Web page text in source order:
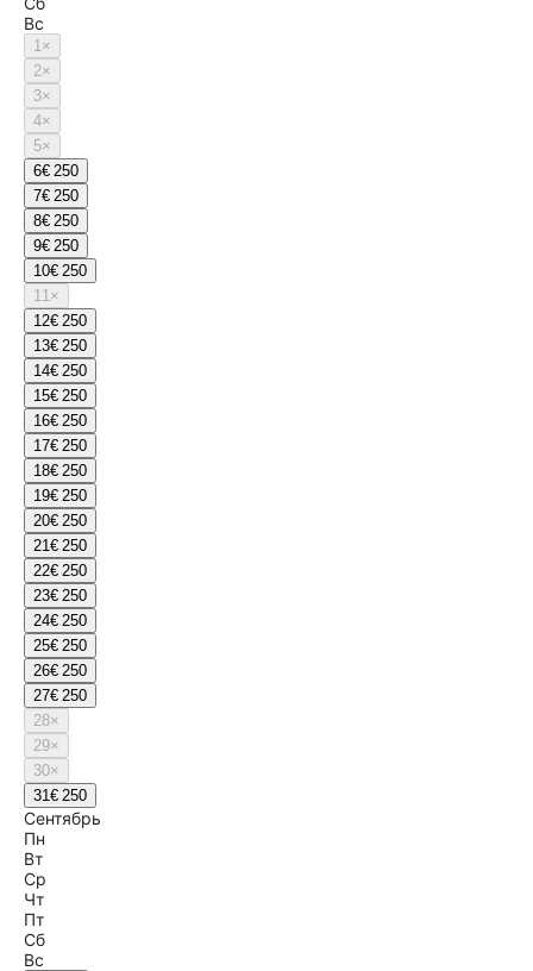
Вс
1×
2×
3×
4×
5×
6€ 250
7€ 250
8€ 250
9€ 250
10€ 250
11×
12€ 250
13€ 250
14€ 250
15€ 250
16€ 250
17€ 250
18€ 250
19€ 250
20€ 250
21€ 250
22€ 250
23€ 250
24€ 250
25€ 250
26€ 250
27€ 250
28×
29×
30×
31€ 250
Сентябрь
Пн
Вт
Ср
Чт
Пт
Сб
Вс